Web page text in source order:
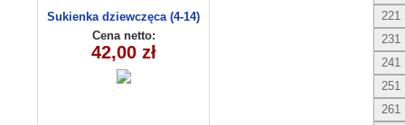
Sukienka dziewczęca (4-14)
C3009
Cena netto:
42,00 zł
221
231
241
251
261